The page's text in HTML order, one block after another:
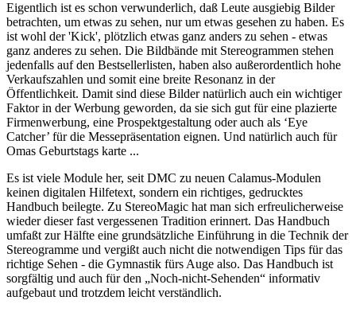
Eigentlich ist es schon verwunderlich, daß Leute ausgiebig Bilder
betrachten, um etwas zu sehen, nur um etwas gesehen zu haben. Es
ist wohl der 'Kick', plötzlich etwas ganz anders zu sehen - etwas
ganz anderes zu sehen. Die Bildbände mit Stereogrammen stehen
jedenfalls auf den Bestsellerlisten, haben also außerordentlich hohe
Verkaufszahlen und somit eine breite Resonanz in der
Öffentlichkeit. Damit sind diese Bilder natürlich auch ein wichtiger
Faktor in der Werbung geworden, da sie sich gut für eine plazierte
Firmenwerbung, eine Prospektgestaltung oder auch als ‘Eye
Catcher’ für die Messepräsentation eignen. Und natürlich auch für
Omas Geburtstags karte ...
Es ist viele Module her, seit DMC zu neuen Calamus-Modulen
keinen digitalen Hilfetext, sondern ein richtiges, gedrucktes
Handbuch beilegte. Zu StereoMagic hat man sich erfreulicherweise
wieder dieser fast vergessenen Tradition erinnert. Das Handbuch
umfaßt zur Hälfte eine grundsätzliche Einführung in die Technik der
Stereogramme und vergißt auch nicht die notwendigen Tips für das
richtige Sehen - die Gymnastik fürs Auge also. Das Handbuch ist
sorgfältig und auch für den „Noch-nicht-Sehenden“ informativ
aufgebaut und trotzdem leicht verständlich.